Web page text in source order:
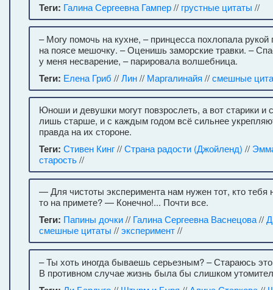
Теги: Галина Сергеевна Гампер// грустные цитаты //
– Могу помочь на кухне, – принцесса похлопала
на поясе мешочку. – Оценишь заморские травки. –
у меня несварение, – парировала волшебница.
Теги: Елена Гриб //Лин// Маргалинайя //смешные
Юноши и девушки могут повзрослеть, а вот старики и
лишь старше, и с каждым годом всё сильнее
правда на их стороне.
Теги: Стивен Кинг//Страна радости (Джойленд) //
старость//
— Для чистоты эксперимента нам нужен тот, кто тебя
то на примете? — Конечно!... Почти все.
Теги: Папины дочки// Галина Сергеевна Васнецова//
смешные цитаты //эксперимент//
– Ты хоть иногда бываешь серьезным? – Стараюсь
В противном случае жизнь была бы слишком